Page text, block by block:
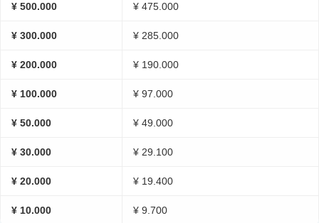
¥ 500.000 ¥ 475.000
¥ 300.000 ¥ 285.000
¥ 200.000 ¥ 190.000
¥ 100.000 ¥ 97.000
¥ 50.000 ¥ 49.000
¥ 30.000 ¥ 29.100
¥ 20.000 ¥ 19.400
¥ 10.000 ¥ 9.700